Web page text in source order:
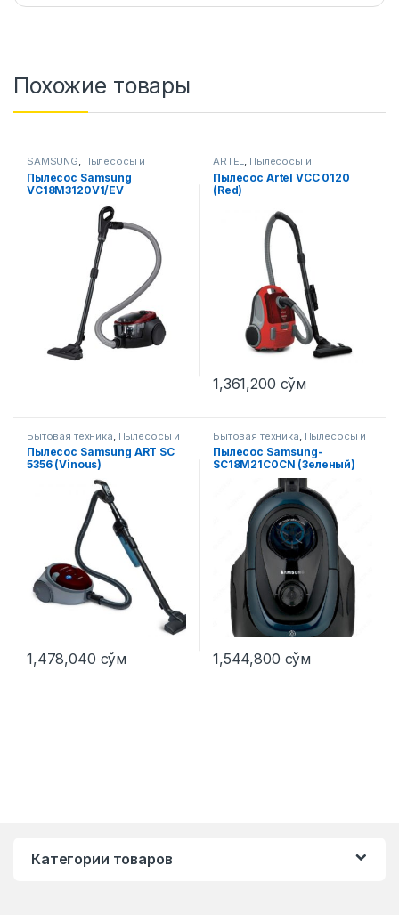
Похожие товары
SAMSUNG, Пылесосы и
аксессуары
Пылесос Samsung
VC18M3120V1/EV
ARTEL, Пылесосы и
аксессуары
Пылесос Artel VCC 0120
(Red)
1,361,200 сўм
Бытовая техника Пылесосы и
аксессуары
Пылесос Samsung ART SC
5356 (Vinous)
1,478,040 сўм
Бытовая техника Пылесосы и
аксессуары
Пылесос Samsung-
SC18M21C0CN (Зеленый)
1,544,800 сўм
Категории товаров